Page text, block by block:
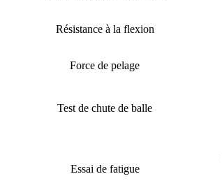
Résistance à la flexion
Force de pelage
Test de chute de balle
Essai de fatigue